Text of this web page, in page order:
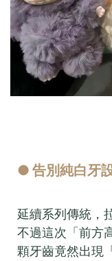
● 告別純白牙
延續系列傳統，
不過這次「前方
顆牙齒竟然出現